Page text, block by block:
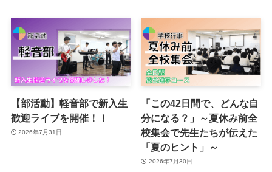
【部活動】軽音部で新入生
歓迎ライブを開催！！
2026年7月31日
「この42日間で、どんな自
分になる？」～夏休み前全
校集会で先生たちが伝えた
「夏のヒント」～
2026年7月30日